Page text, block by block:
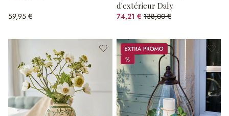
59,95 €
d'extérieur Daly
74,21 € 138,00 €
(46.22%spared)
Promos
%
%